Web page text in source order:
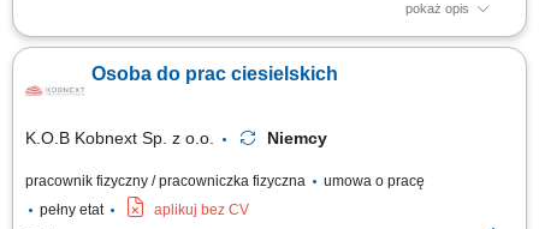
pokaż opis
Zakres obowiązków: Realizacja prac szalunkowych przy ścianach,
montażu prefabrykatów betonowych. Wsparcie prac betonowych na placu
budowy. Wykonywanie zadań zgodnie z dokumentacją techniczną i
Osoba do prac ciesielskich
K.O.B Kobnext Sp. z o.o. Niemcy
pracownik fizyczny / pracowniczka fizyczna
umowa o pracę
pełny etat
aplikuj bez CV